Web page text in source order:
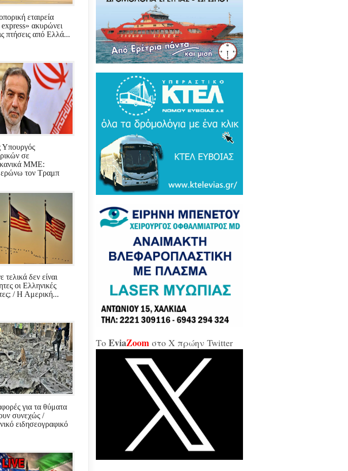
εταιρεία
ακυρώνει
πτήσεις από Ελλά...
Υπουργός
σε
ΜΜΕ:
τον Τραμπ
τελικά δεν είναι
οι Ελληνικές
/ Η Αμερική...
για τα θύματα
συνεχώς /
ειδησεογραφικό
Τουρκικά ΜΜΕ: Συναγερμός και
τρόμος σε Ελλάδα και Ισραήλ για τον
νέο Τουρκικό υπερσύχρονο βαλιστικό
πύραυλο με βεληνεκές 6.000 χιλιομέτρα
(ΦΩΤΟ & ΒΙΝΤΕΟ)
Βάκα Gate: Την περίμεναν στη
συνεδρίαση λογοδοσίας και αυτή
μοίραζε μετάλλια και έβλεπε τον
Παναθηναϊκό στο μπάσκετ / Τα άδεια
έδρανα της ξεφτίλας! (ΦΩΤΟ)
Ανεξάρτητος βουλευτής Γιάννης
Σαρακιώτης στο EviaZoom.gr:
«Τριτοκοσμικό το κράτος δικαίου στην
μπανανία του Μητσοτάκη, στο
στόχαστρο του καθεστώτος όσο ποτέ οι
"ενοχλητικοί" δημοσιογράφοι...»
κράτος δικαίου ο Εισαγγελέας του
Αρείου Πάγου θα έπρεπε να τιμωρηθεί
παραδειγματικά...»
«Δώσε και σε εμένα μπάρμπα...»
Χαλκίδα: Άρον άρον την κοπάνησε η
Διοικήτρια της ΔΥΠΑ από το
«αμαρτωλό» Επιμελητήριο Εύβοιας /
«Ήταν προσβλητική, ειρωνική και
απαξιωτική προς τους εργαζόμενους...»
Μύδροι της αντιπολίτευσης για τις νέες
Τζαβέλλας αθώωσε και τον εαυτό του,
καταπάτησε βάναυσα το ήδη
κακοποιημένο κράτος δικαίου με μία
πραξικοματική διάταξη, θα κληθούν
για να λογοδοτήσουν και πρωτίστως ο
διευθύνων και αυτού του εγκλήματος
κ.Μητσοτάκης...»
Χαλκίδα: Δείτε ζωντανά την κίνηση
στη Παλαιά Γέφυρα (LIVE ΕΙΚΟΝΑ)
Το EviaZoom στο X πρώην Twitter